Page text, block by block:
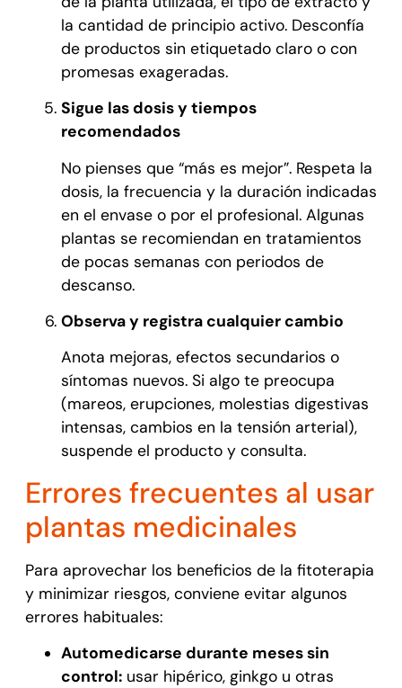
la cantidad de principio activo. Desconfía
de productos sin etiquetado claro o con
promesas exageradas.
Sigue las dosis y tiempos
recomendados
No pienses que “más es mejor”. Respeta la
dosis, la frecuencia y la duración indicadas
en el envase o por el profesional. Algunas
plantas se recomiendan en tratamientos
de pocas semanas con periodos de
descanso.
Observa y registra cualquier cambio
Anota mejoras, efectos secundarios o
síntomas nuevos. Si algo te preocupa
(mareos, erupciones, molestias digestivas
intensas, cambios en la tensión arterial),
suspende el producto y consulta.
Errores frecuentes al usar
plantas medicinales
Para aprovechar los beneficios de la fitoterapia
y minimizar riesgos, conviene evitar algunos
errores habituales:
Automedicarse durante meses sin
control:usar hipérico, ginkgo u otras